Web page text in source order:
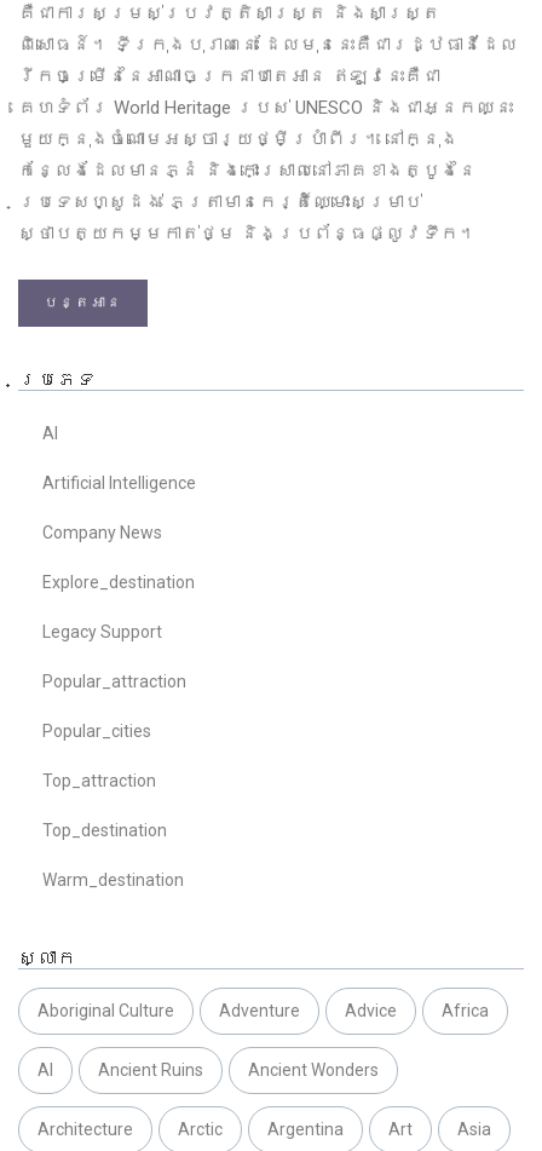
គឺជាការសម្រស់ប្រវត្តិសាស្ត្រ និងសាស្ត្រ
ពិសោធន៍។ ទីក្រុងបុរាណនេះ ដែលមុននេះគឺជារដ្ឋធានីដែល
រីកចម្រើននៃអាណាចក្រនាបាតេអាន ឥឡូវនេះគឺជា
គេហទំព័រ World Heritage របស់ UNESCO និងជាអ្នកឈ្នះ
មួយក្នុងចំណោមអស្ចារ្យថ្មីប្រាំពីរ។ នៅក្នុង
កន្លែងដែលមានភ្នំ និងកោះស្រាលនៅភាគខាងត្បូងនៃ
ប្រទេសហ្សូដង់ ភេត្រាមានកេរ្តិ៍ឈ្មោះសម្រាប់
ស្ថាបត្យកម្មកាត់ថ្ម និងប្រព័ន្ធផ្លូវទឹក។
បន្តអាន
ប្រភេទ
AI
Artificial Intelligence
Company News
Explore_destination
Legacy Support
Popular_attraction
Popular_cities
Top_attraction
Top_destination
Warm_destination
ស្លាក
Aboriginal Culture Adventure Advice Africa
AI Ancient Ruins Ancient Wonders
Architecture Arctic Argentina Art Asia